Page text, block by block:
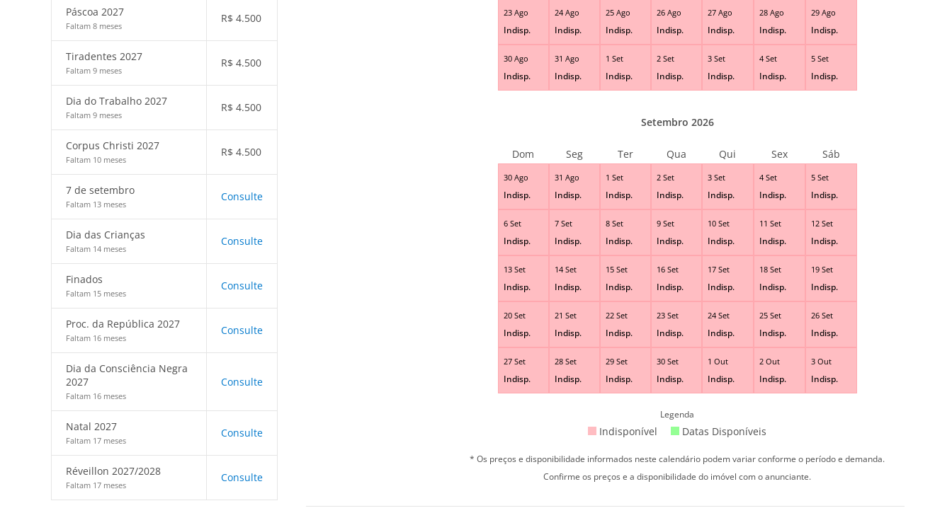
Páscoa 2027
Faltam 8 meses
R$ 4.500
Tiradentes 2027
Faltam 9 meses
R$ 4.500
Dia do Trabalho 2027
Faltam 9 meses
R$ 4.500
Corpus Christi 2027
Faltam 10 meses
R$ 4.500
7 de setembro
Faltam 13 meses
Consulte
Dia das Crianças
Faltam 14 meses
Consulte
Finados
Faltam 15 meses
Consulte
Proc. da República 2027
Faltam 16 meses
Consulte
Dia da Consciência Negra
2027
Faltam 16 meses
Consulte
Natal 2027
Faltam 17 meses
Consulte
Réveillon 2027/2028
Faltam 17 meses
Consulte
23 Ago
Indisp.
24 Ago
Indisp.
25 Ago
Indisp.
26 Ago
Indisp.
27 Ago
Indisp.
28 Ago
Indisp.
29 Ago
Indisp.
30 Ago
Indisp.
31 Ago
Indisp.
1 Set
Indisp.
2 Set
Indisp.
3 Set
Indisp.
4 Set
Indisp.
5 Set
Indisp.
30 Ago
Indisp.
31 Ago
Indisp.
1 Set
Indisp.
2 Set
Indisp.
3 Set
Indisp.
4 Set
Indisp.
5 Set
Indisp.
6 Set
Indisp.
7 Set
Indisp.
8 Set
Indisp.
9 Set
Indisp.
10 Set
Indisp.
11 Set
Indisp.
12 Set
Indisp.
13 Set
Indisp.
14 Set
Indisp.
15 Set
Indisp.
16 Set
Indisp.
17 Set
Indisp.
18 Set
Indisp.
19 Set
Indisp.
20 Set
Indisp.
21 Set
Indisp.
22 Set
Indisp.
23 Set
Indisp.
24 Set
Indisp.
25 Set
Indisp.
26 Set
Indisp.
27 Set
Indisp.
28 Set
Indisp.
29 Set
Indisp.
30 Set
Indisp.
1 Out
Indisp.
2 Out
Indisp.
3 Out
Indisp.
Setembro 2026
Dom Seg Ter Qua Qui Sex Sáb
Legenda
Indisponível Datas Disponíveis
* Os preços e disponibilidade informados neste calendário podem variar conforme o período e demanda.
Confirme os preços e a disponibilidade do imóvel com o anunciante.